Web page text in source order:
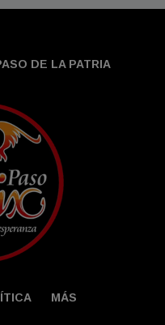
DE LA PATRIA
MÁS